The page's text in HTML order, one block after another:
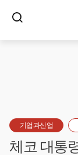
기업과산업
체코 대통